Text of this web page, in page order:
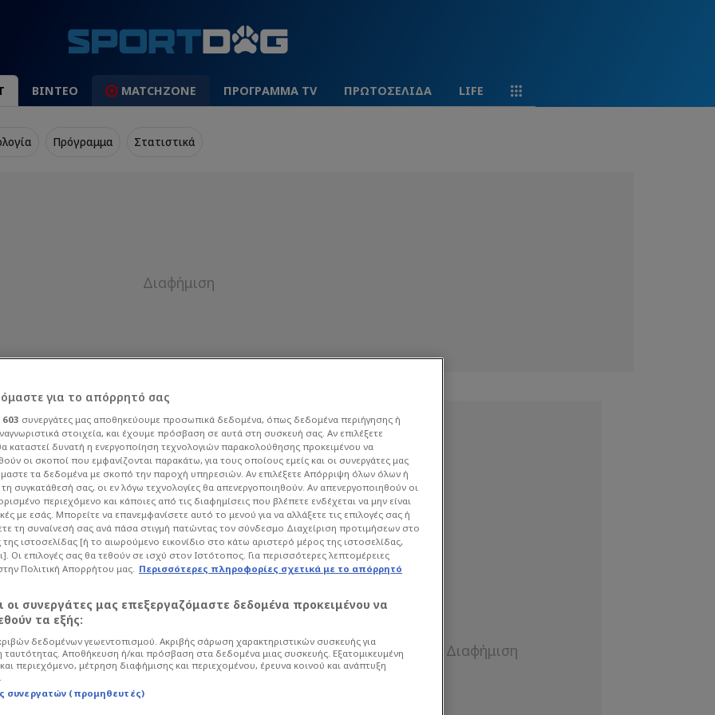
ΒΙΝΤΕΟ MATCHZONE ΠΡΟΓΡΑΜΜΑ TV ΠΡΩΤΟΣΕΛΙΔΑ LIFE
Πρόγραμμα Στατιστικά
ο Σορτς με τάπα
16:51 Μπάσκετ Basket League
έκοψε ψηλά τον Κάναντι σε
αναδεικνύοντας τα τρομερά
για το απόρρητό σας
603 συνεργάτες μας αποθηκεύουμε προσωπικά δεδομένα, όπως δεδομένα περιήγησης ή
στοιχεία, και έχουμε πρόσβαση σε αυτά στη συσκευή σας. Αν επιλέξετε
καταστεί δυνατή η ενεργοποίηση τεχνολογιών παρακολούθησης προκειμένου να
οι σκοποί που εμφανίζονται παρακάτω, για τους οποίους εμείς και οι συνεργάτες μας
τα δεδομένα με σκοπό την παροχή υπηρεσιών. Αν επιλέξετε Απόρριψη όλων όλων ή
συγκατάθεσή σας, οι εν λόγω τεχνολογίες θα απενεργοποιηθούν. Αν απενεργοποιηθούν οι
περιεχόμενο και κάποιες από τις διαφημίσεις που βλέπετε ενδέχεται να μην είναι
με εσάς. Μπορείτε να επανεμφανίσετε αυτό το μενού για να αλλάξετε τις επιλογές σας ή
τη συναίνεσή σας ανά πάσα στιγμή πατώντας τον σύνδεσμο Διαχείριση προτιμήσεων στο
ιστοσελίδας [ή το αιωρούμενο εικονίδιο στο κάτω αριστερό μέρος της ιστοσελίδας,
Οι επιλογές σας θα τεθούν σε ισχύ στον Ιστότοπος. Για περισσότερες λεπτομέρειες
Πολιτική Απορρήτου μας. Περισσότερες πληροφορίες σχετικά με το απόρρητό
οι συνεργάτες μας επεξεργαζόμαστε δεδομένα προκειμένου να
τα εξής:
δεδομένων γεωεντοπισμού. Ακριβής σάρωση χαρακτηριστικών συσκευής για
ταυτότητας. Αποθήκευση ή/και πρόσβαση στα δεδομένα μιας συσκευής. Εξατομικευμένη
περιεχόμενο, μέτρηση διαφήμισης και περιεχομένου, έρευνα κοινού και ανάπτυξη
συνεργατών (προμηθευτές)